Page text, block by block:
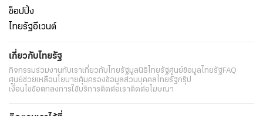
ช็อปปิ้ง
ไทยรัฐอีเวนต์
เกี่ยวกับไทยรัฐ
กิจกรรมร่วมงานกับเราเกี่ยวกับไทยรัฐมูลนิธิไทยรัฐศูนย์ข้อมูลไทยรัฐFAQ
ศูนย์ช่วยเหลือนโยบายคุ้มครองข้อมูลส่วนบุคคลไทยรัฐกรุ๊ป
เงื่อนไขข้อตกลงการใช้บริการติดต่อเราติดต่อโฆษณา
ติดตามเราได้ที่